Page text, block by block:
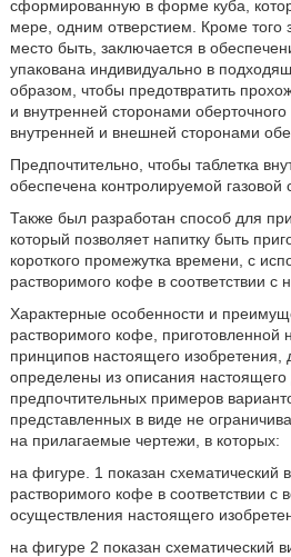
сформированную в форме куба,
мере, одним отверстием. Кроме того
место быть, заключается в
упакована индивидуально в
образом, чтобы предотвратить
и внутренней сторонами
внутренней и внешней сторонами
Предпочтительно, чтобы таблетка
обеспечена контролируемой газовой
Также был разработан способ для
который позволяет напитку быть
короткого промежутка времени, с
растворимого кофе в соответствии с
Характерные особенности и
растворимого кофе, приготовленной
принципов настоящего изобретения,
определены из описания настоящего
предпочтительных примеров
представленных в виде не
на прилагаемые чертежи, в которых:
на фигуре. 1 показан схематический
растворимого кофе в соответствии
осуществления настоящего
на фигуре 2 показан схематический